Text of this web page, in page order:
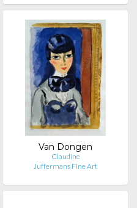
Van Dongen
Claudine
Juffermans Fine Art